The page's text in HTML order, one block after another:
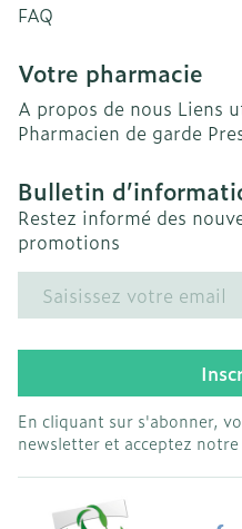
FAQ
Votre pharmacie
A propos de nous Liens
Pharmacien de garde
Bulletin
Restez informé des
promotions
Adresse mail
En cliquant sur s'abonner,
newsletter et acceptez notre